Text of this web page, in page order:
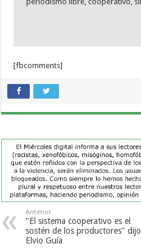
[fbcomments]
Anterior
"El sistema cooperativo es el
sostén de los productores" dijo
Elvio Guía